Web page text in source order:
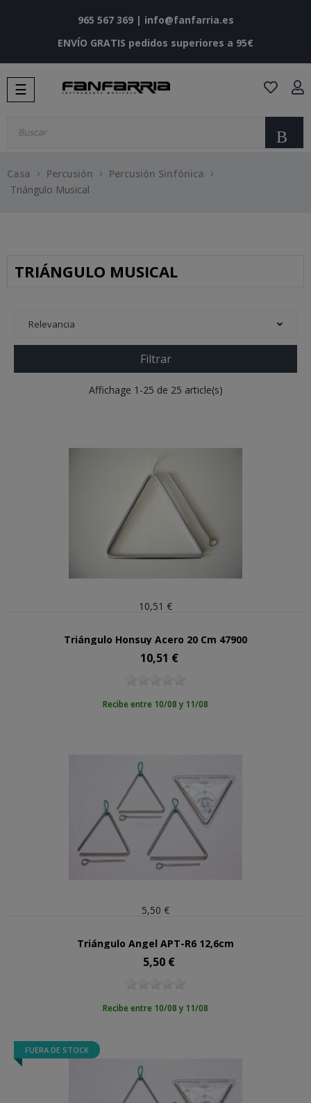
965 567 369| info@fanfarria.es
ENVÍO GRATIS pedidos superiores a 95€
Navegación
de
☰
Casa Percusión
Percusión Sinfónica
Triángulo Musical
TRIÁNGULO MUSICAL
Relevancia
Filtrar
Affichage 1-25 de 25 article(s)
10,51 €
Triángulo Honsuy Acero 20 Cm 47900
Precio
10,51 €
Recibe entre 10/08 y 11/08
5,50 €
Triángulo Angel APT-R6 12,6cm
Precio
5,50 €
Recibe entre 10/08 y 11/08
FUERA DE STOCK